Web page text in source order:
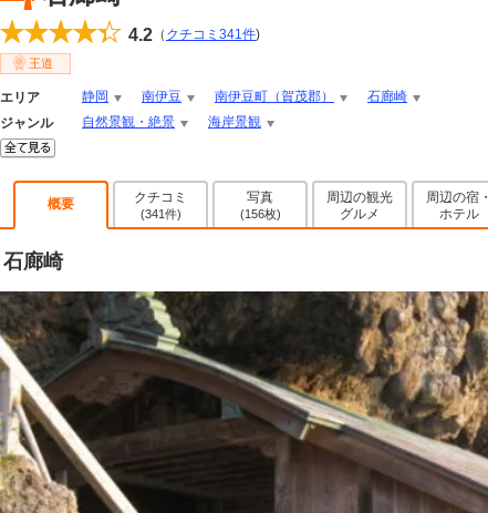
4.2 （ クチコミ 341件)
王道
エリア 静岡 南伊豆 南伊豆町（賀茂郡）
石廊崎
ジャンル
自然景観・絶景 海岸景観
概要 クチコミ
(341件)
写真
(156枚)
周辺の観光
グルメ
周辺の宿・
ホテル
石廊崎